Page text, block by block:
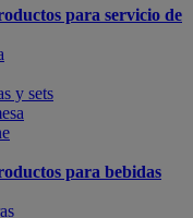
para servicio de
y sets
para bebidas